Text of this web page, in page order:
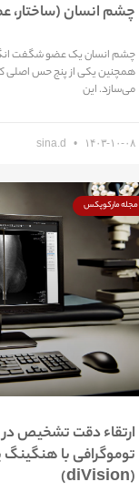
چشم انسان (ساختار،
چشم انسان یک عضو شگفت
همچنین یکی از پنج حس اصلی که
می‌سازد. این
sina.d ۱۴۰۳-۱۰-۰۸
مجله مارکوپکس
ارتقاء دقت تشخیص در
توموگرافی با هنگینگ
(diVision)